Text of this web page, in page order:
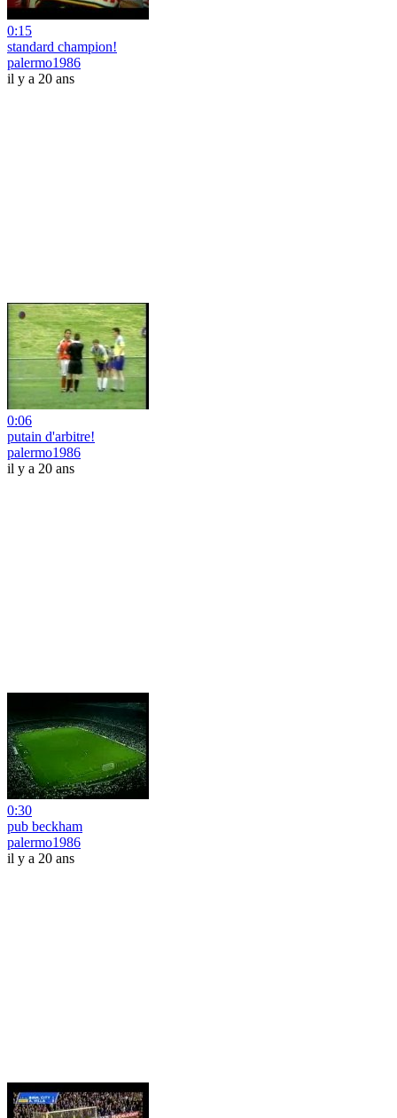
0:15
standard champion!
palermo1986
il y a 20 ans
0:06
putain d'arbitre!
palermo1986
il y a 20 ans
0:30
pub beckham
palermo1986
il y a 20 ans